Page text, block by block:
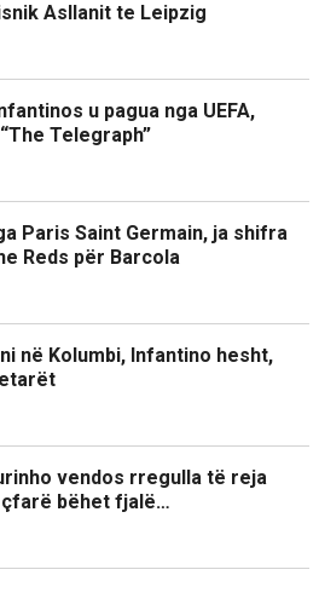
Asllanit te Leipzig
u pagua nga UEFA,
Telegraph”
Paris Saint Germain, ja shifra
Reds për Barcola
në Kolumbi, Infantino hesht,
vendos rregulla të reja
bëhet fjalë…